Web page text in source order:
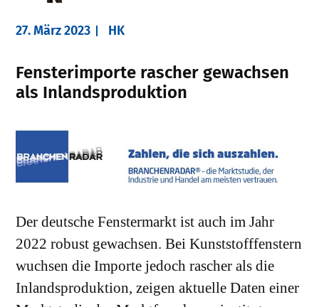
27. März 2023 HK
Fensterimporte rascher gewachsen
als Inlandsproduktion
Der deutsche Fenstermarkt ist auch im Jahr
2022 robust gewachsen. Bei Kunststofffenstern
wuchsen die Importe jedoch rascher als die
Inlandsproduktion, zeigen aktuelle Daten einer